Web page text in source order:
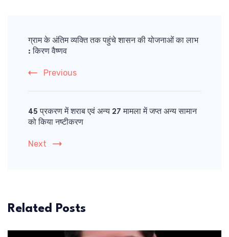
Navigation
ग्राम के अंतिम व्यक्ति तक पहुंचे शासन की योजनाओं का लाभ
: किरण वैष्णव
Previous
45 प्रकरण में शराब एवं अन्य 27 मामला में जप्त अन्य सामान
को किया नष्टीकरण
Next
Related Posts